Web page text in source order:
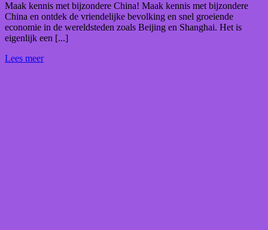
Maak kennis met bijzondere China! Maak kennis met bijzondere
China en ontdek de vriendelijke bevolking en snel groeiende
economie in de wereldsteden zoals Beijing en Shanghai. Het is
eigenlijk een [...]
Lees meer